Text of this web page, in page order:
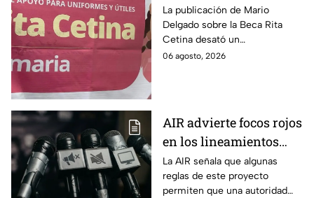
por publicación sobre
la Beca Rita Cetina
La publicación de Mario
Delgado sobre la Beca Rita
Cetina desató un
enfrentamiento entre Morena
06 agosto, 2026
AIR advierte focos rojos
en los lineamientos
para proteger a las
audiencias
La AIR señala que algunas
reglas de este proyecto
permiten que una autoridad